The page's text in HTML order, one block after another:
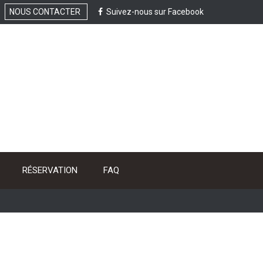
NOUS CONTACTER Suivez-nous sur Facebook
RÉSERVATION FAQ